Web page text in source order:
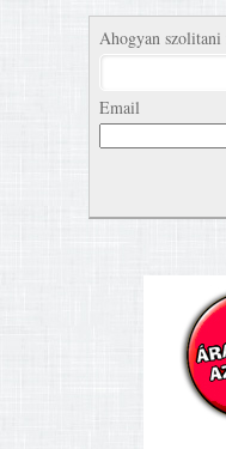
Ahogyan szolitani
Email